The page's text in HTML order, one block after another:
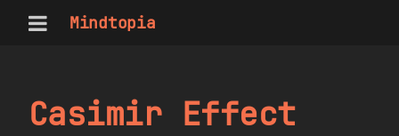
Mindtopia
Casimir Effect